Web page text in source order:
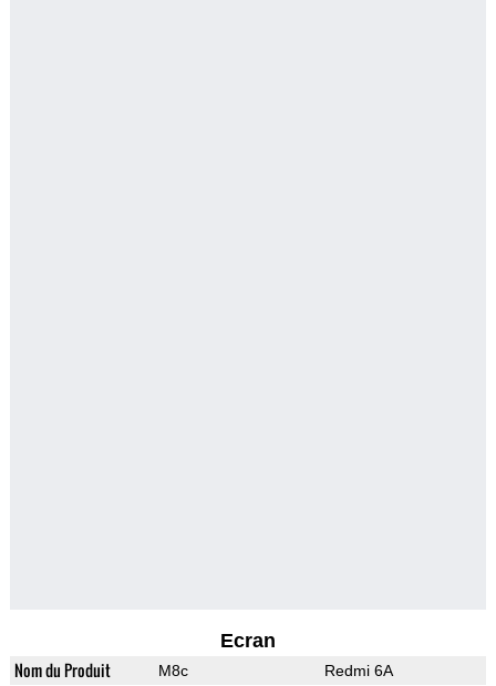
Ecran
Nom du Produit M8c Redmi 6A